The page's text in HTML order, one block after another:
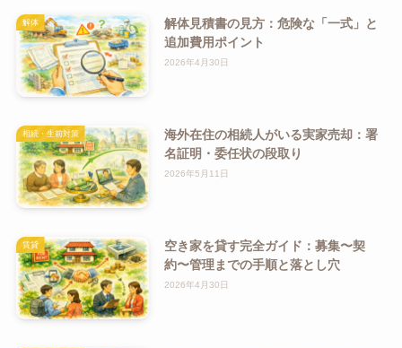
解体
解体見積書の見方：危険な「一式」と
追加費用ポイント
2026年4月30日
相続・生前対策
海外在住の相続人がいる実家売却：署
名証明・委任状の段取り
2026年5月11日
賃貸
空き家を貸す完全ガイド：募集〜契
約〜管理までの手順と落とし穴
2026年4月30日